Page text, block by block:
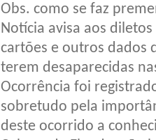
Obs. como se faz
Notícia avisa aos
cartões e outros dados
terem desaparecidas
Ocorrência foi
sobretudo pela
deste ocorrido a